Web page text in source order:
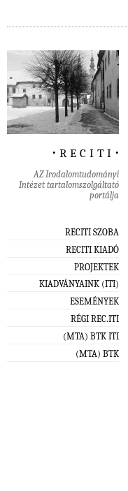
‧ r e c i t i ‧
AZ Irodalomtudományi
Intézet tartalomszolgáltató
portálja
RECITI SZOBA
RECITI KIADÓ
PROJEKTEK
KIADVÁNYAINK (ITI)
ESEMÉNYEK
RÉGI REC.ITI
(MTA) BTK ITI
(MTA) BTK